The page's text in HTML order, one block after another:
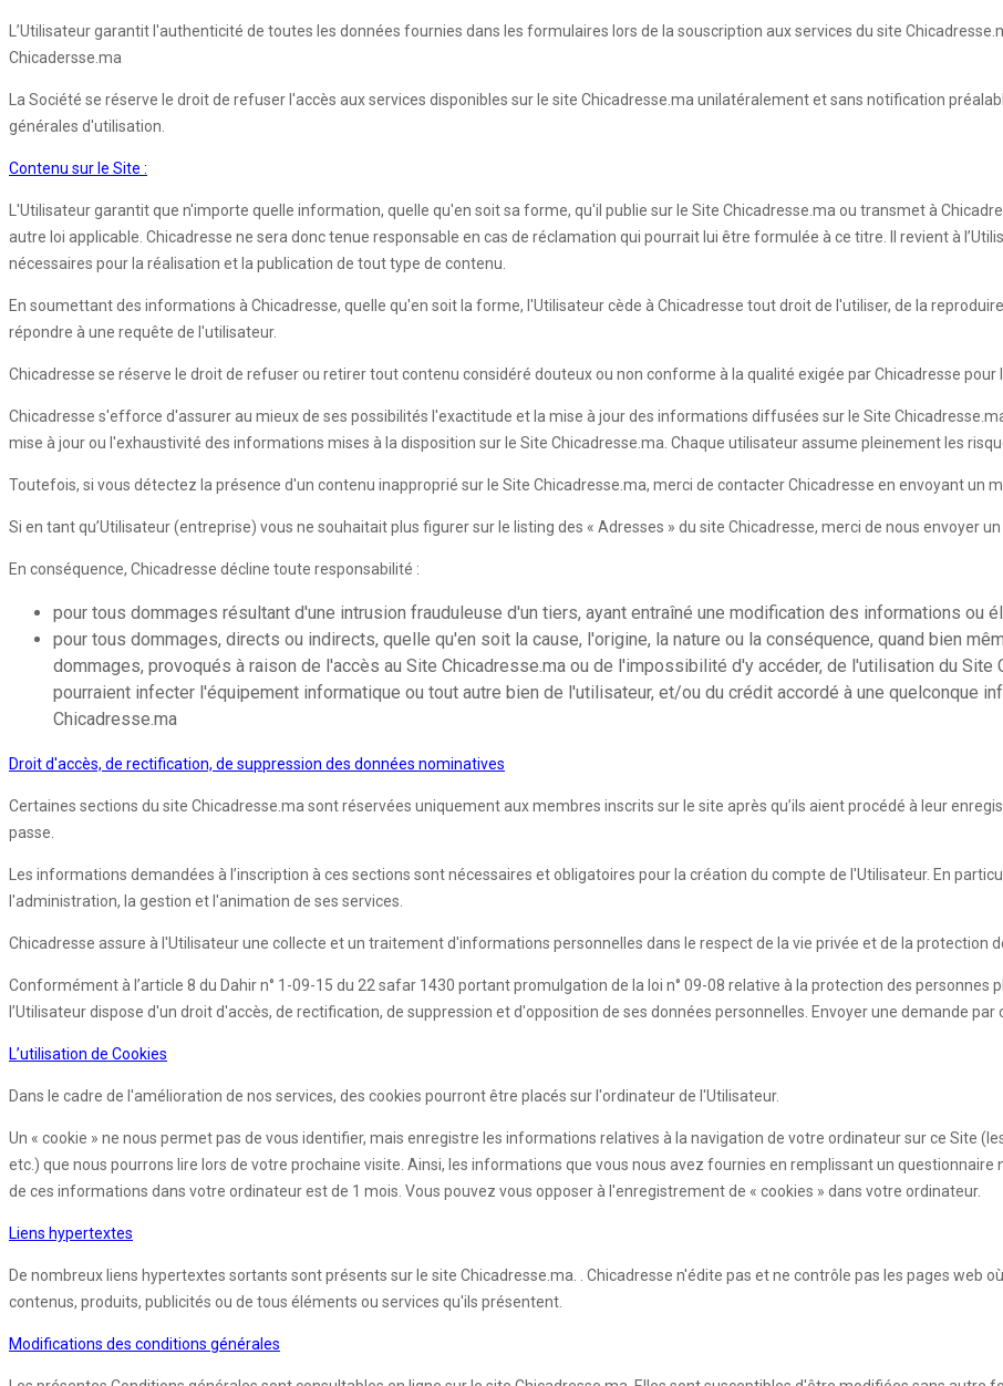
L’Utilisateur garantit l'authenticité de toutes les données fournies dans les formulaires lors de la souscription aux services du site
Chicadersse.ma
La Société se réserve le droit de refuser l'accès aux services disponibles sur le site Chicadresse.ma unilatéralement et sans notification
générales d'utilisation.
Contenu sur le Site :
L'Utilisateur garantit que n'importe quelle information, quelle qu'en soit sa forme, qu'il publie sur le Site Chicadresse.ma ou transmet à
autre loi applicable. Chicadresse ne sera donc tenue responsable en cas de réclamation qui pourrait lui être formulée à ce titre. Il revient à
nécessaires pour la réalisation et la publication de tout type de contenu.
En soumettant des informations à Chicadresse, quelle qu'en soit la forme, l'Utilisateur cède à Chicadresse tout droit de l'utiliser, de la
répondre à une requête de l'utilisateur.
Chicadresse se réserve le droit de refuser ou retirer tout contenu considéré douteux ou non conforme à la qualité exigée par Chicadresse
Chicadresse s'efforce d'assurer au mieux de ses possibilités l'exactitude et la mise à jour des informations diffusées sur le Site
mise à jour ou l'exhaustivité des informations mises à la disposition sur le Site Chicadresse.ma. Chaque utilisateur assume pleinement les
Toutefois, si vous détectez la présence d'un contenu inapproprié sur le Site Chicadresse.ma, merci de contacter Chicadresse en envoyant un
Si en tant qu’Utilisateur (entreprise) vous ne souhaitait plus figurer sur le listing des « Adresses » du site Chicadresse, merci de nous envoyer
En conséquence, Chicadresse décline toute responsabilité :
pour tous dommages résultant d'une intrusion frauduleuse d'un tiers, ayant entraîné une modification des informations ou
pour tous dommages, directs ou indirects, quelle qu'en soit la cause, l'origine, la nature ou la conséquence, quand bien
dommages, provoqués à raison de l'accès au Site Chicadresse.ma ou de l'impossibilité d'y accéder, de l'utilisation du
pourraient infecter l'équipement informatique ou tout autre bien de l'utilisateur, et/ou du crédit accordé à une quelconque
Chicadresse.ma
Droit d'accès, de rectification, de suppression des données nominatives
Certaines sections du site Chicadresse.ma sont réservées uniquement aux membres inscrits sur le site après qu’ils aient procédé à leur
passe.
Les informations demandées à l’inscription à ces sections sont nécessaires et obligatoires pour la création du compte de l'Utilisateur. En
l'administration, la gestion et l'animation de ses services.
Chicadresse assure à l'Utilisateur une collecte et un traitement d'informations personnelles dans le respect de la vie privée et de la protection
Conformément à l’article 8 du Dahir n° 1-09-15 du 22 safar 1430 portant promulgation de la loi n° 09-08 relative à la protection des
l’Utilisateur dispose d'un droit d'accès, de rectification, de suppression et d'opposition de ses données personnelles. Envoyer une demande
L’utilisation de Cookies
Dans le cadre de l'amélioration de nos services, des cookies pourront être placés sur l'ordinateur de l'Utilisateur.
Un « cookie » ne nous permet pas de vous identifier, mais enregistre les informations relatives à la navigation de votre ordinateur sur ce Site
etc.) que nous pourrons lire lors de votre prochaine visite. Ainsi, les informations que vous nous avez fournies en remplissant un
de ces informations dans votre ordinateur est de 1 mois. Vous pouvez vous opposer à l'enregistrement de « cookies » dans votre ordinateur.
Liens hypertextes
De nombreux liens hypertextes sortants sont présents sur le site Chicadresse.ma. . Chicadresse n'édite pas et ne contrôle pas les pages web
contenus, produits, publicités ou de tous éléments ou services qu'ils présentent.
Modifications des conditions générales